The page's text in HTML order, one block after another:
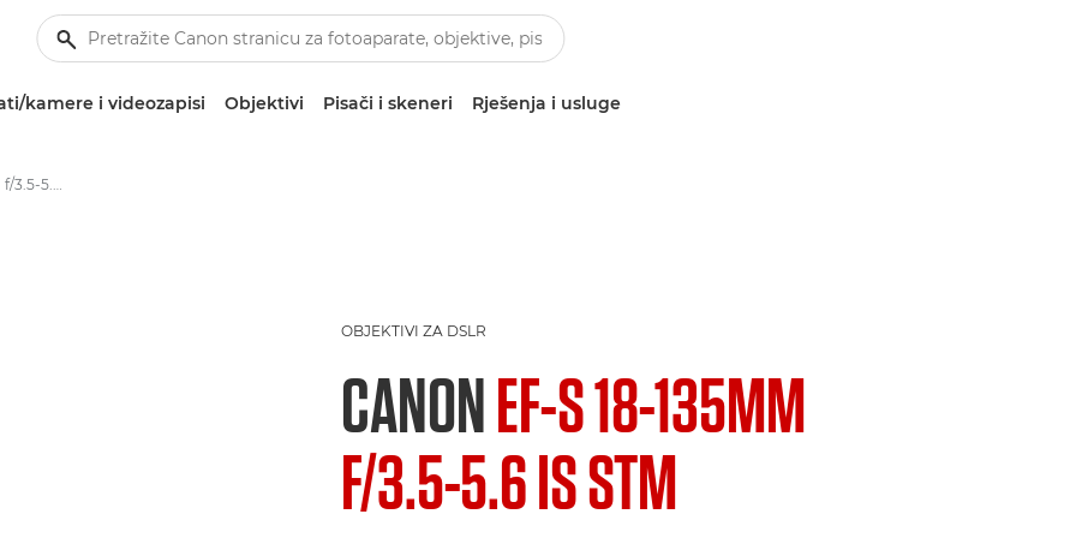
kamere i videozapisi Objektivi Pisači i skeneri Rješenja i usluge
Canon EF-S 18-135mm f/3.5-5.6 IS STM - Lenses - Camera & Photo lenses
OBJEKTIVI ZA DSLR
CANONEF-S 18-135MM
F/3.5-5.6 IS STM